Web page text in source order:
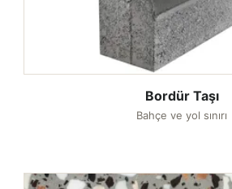
Bordür Taşı
Bahçe ve yol sınırı